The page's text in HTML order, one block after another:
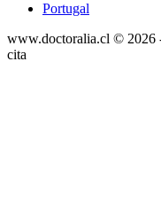
Portugal
www.doctoralia.cl © 2026
cita